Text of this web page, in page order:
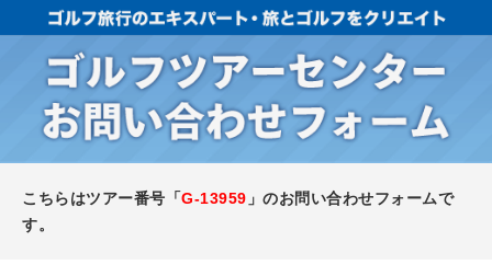
こちらはツアー番号「G-13959 」のお問い合わせフォームで
す。